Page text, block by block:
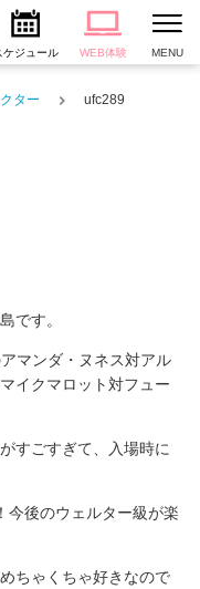
ケジュール WEB体験 MENU
ター ufc289
です。
マンダ・ヌネス対アル
イクマロット対フュー
すごすぎて、入場時に
今後のウェルター級が楽
ちゃくちゃ好きなので